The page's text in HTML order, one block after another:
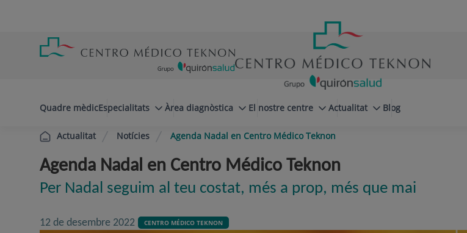
cabecera
Quadre mèdicEspecialitats Àrea diagnòstica El nostre centre Actualitat Blog
Actualitat Notícies Agenda Nadal en Centro Médico Teknon
Agenda Nadal en Centro Médico Teknon
Per Nadal seguim al teu costat, més a prop, més que mai
12 de desembre 2022 CENTRO MÉDICO TEKNON